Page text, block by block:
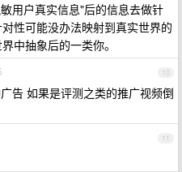
用户真实信息"后的信息去做针
性可能没办法映射到真实世界的
中抽象后的一类你。
10
告 如果是评测之类的推广视频倒
11